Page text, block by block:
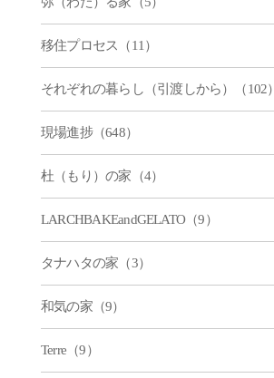
移住プロセス（11）
それぞれの暮らし（引渡しから）（102）
現場進捗（648）
杜（もり）の家（4）
LARCHBAKEandGELATO（9）
タナハタの家（3）
和気の家（9）
Terre（9）